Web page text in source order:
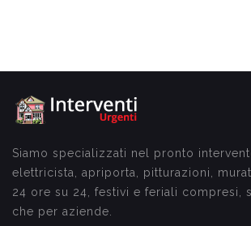
Siamo specializzati nel pronto
elettricista, apriporta, pitturazioni,
24 ore su 24, festivi e feriali compresi,
che per aziende.